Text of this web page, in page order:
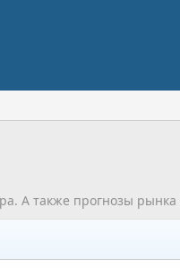
А также прогнозы